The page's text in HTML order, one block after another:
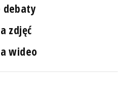
debaty
zdjęć
wideo